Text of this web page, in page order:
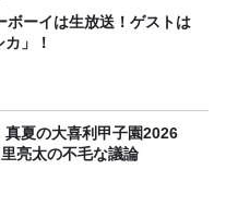
ボーイは生放送！ゲストは
カ」！
真夏の大喜利甲子園2026
亮太の不毛な議論